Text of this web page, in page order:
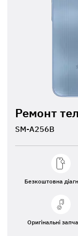
Ремонт
SM-A256B
Безкоштовна
Оригінальні